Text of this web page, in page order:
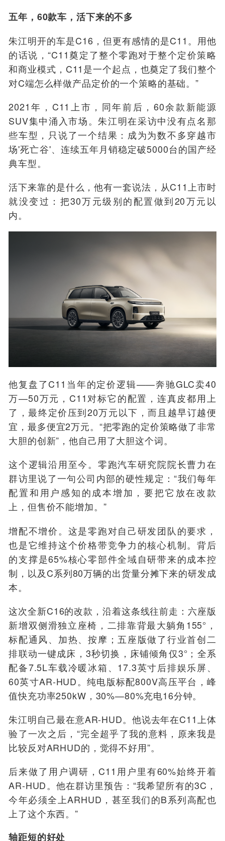
五年，60款车，活下来的不多
朱江明开的车是C16，但更有感情的是C11。用他
的话说，“C11奠定了整个零跑对于整个定价策略
和商业模式，C11是一个起点，也奠定了我们整个
对C端怎么样做产品定价的一个策略的基础。”
2021年，C11上市，同年前后，60余款新能源
SUV集中涌入市场。朱江明在采访中没有点名那
些车型，只说了一个结果：成为为数不多穿越市
场'死亡谷'、连续五年月销稳定破5000台的国产经
典车型。
活下来靠的是什么，他有一套说法，从C11上市时
就没变过：把30万元级别的配置做到20万元以
内。
他复盘了C11当年的定价逻辑——奔驰GLC卖40
万—50万元，C11对标它的配置，连真皮都用上
了，最终定价压到20万元以下，而且越早订越便
宜，最多便宜2万元。“把零跑的定价策略做了非常
大胆的创新”，他自己用了大胆这个词。
这个逻辑沿用至今。零跑汽车研究院院长曹力在
群访里说了一句公司内部的硬性规定：“我们每年
配置和用户感知的成本增加，要把它放在改款
上，但售价不能增加。”
增配不增价。这是零跑对自己研发团队的要求，
也是它维持这个价格带竞争力的核心机制。背后
的支撑是65%核心零部件全域自研带来的成本控
制，以及C系列80万辆的出货量分摊下来的研发成
本。
这次全新C16的改款，沿着这条线往前走：六座版
新增双侧滑独立座椅，二排靠背最大躺角155°，
标配通风、加热、按摩；五座版做了行业首创二
排联动一键成床，3秒切换，床铺倾角仅3°；全系
配备7.5L车载冷暖冰箱、17.3英寸后排娱乐屏、
60英寸AR-HUD。纯电版标配800V高压平台，峰
值快充功率250kW，30%—80%充电16分钟。
朱江明自己最在意AR-HUD。他说去年在C11上体
验了一次之后，“完全超乎了我的意料，原来我是
比较反对ARHUD的，觉得不好用”。
后来做了用户调研，C11用户里有60%始终开着
AR-HUD。他在群访里预告：“我希望所有的3C，
今年必须全上ARHUD，甚至我们的B系列高配也
上了这个东西。”
轴距短的好处